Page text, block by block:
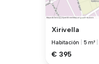
Xirivella
Habitación 5 m²
€ 395